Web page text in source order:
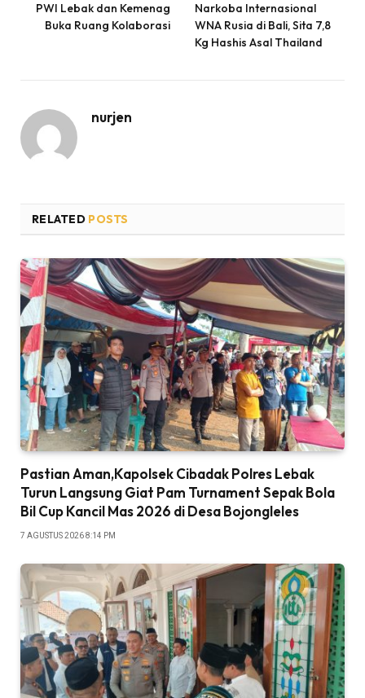
PWI Lebak dan Kemenag
Buka Ruang Kolaborasi
Narkoba Internasional
WNA Rusia di Bali, Sita 7,8
Kg Hashis Asal Thailand
nurjen
RELATED POSTS
Pastian Aman,Kapolsek Cibadak Polres Lebak
Turun Langsung Giat Pam Turnament Sepak Bola
Bil Cup Kancil Mas 2026 di Desa Bojongleles
7 AGUSTUS 2026 8:14 PM